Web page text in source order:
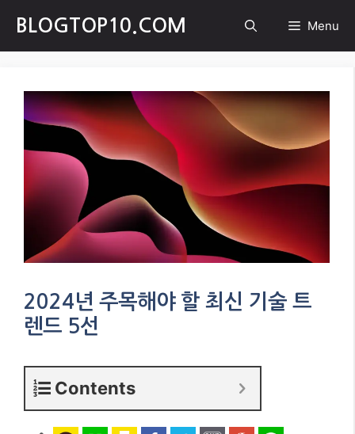
content
BLOGTOP10.COM Menu
2024년 주목해야 할 최신 기술 트
렌드 5선
Contents